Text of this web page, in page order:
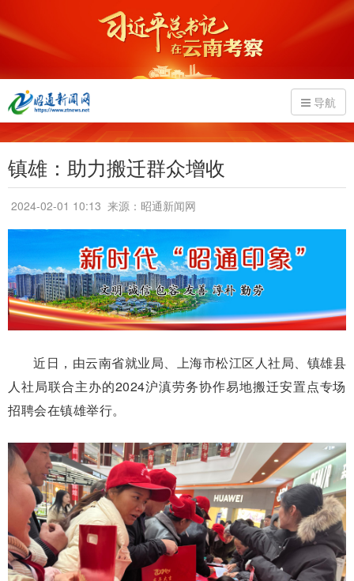
导航
镇雄：助力搬迁群众增收
2024-02-01 10:13 来源：昭通新闻网
近日，由云南省就业局、上海市松江区人社局、镇雄县
人社局联合主办的2024沪滇劳务协作易地搬迁安置点专场
招聘会在镇雄举行。